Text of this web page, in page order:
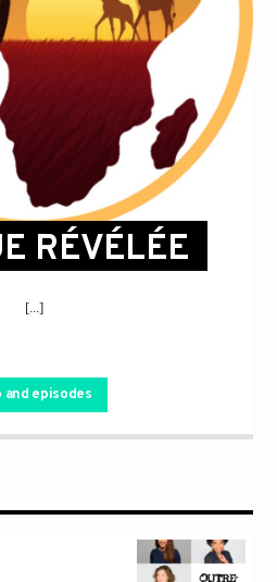
RÉVÉLÉE
[...]
and episodes